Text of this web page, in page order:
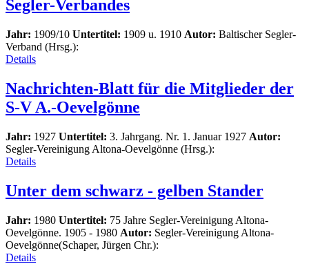
Segler-Verbandes
Jahr: 1909/10 Untertitel: 1909 u. 1910 Autor: Baltischer Segler-
Verband (Hrsg.):
Details
Nachrichten-Blatt für die Mitglieder der
S-V A.-Oevelgönne
Jahr: 1927 Untertitel: 3. Jahrgang. Nr. 1. Januar 1927 Autor:
Segler-Vereinigung Altona-Oevelgönne (Hrsg.):
Details
Unter dem schwarz - gelben Stander
Jahr: 1980 Untertitel: 75 Jahre Segler-Vereinigung Altona-
Oevelgönne. 1905 - 1980 Autor: Segler-Vereinigung Altona-
Oevelgönne(Schaper, Jürgen Chr.):
Details